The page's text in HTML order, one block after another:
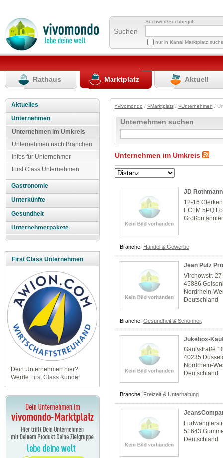
Suchen
Suchwort/Suchbegriff
nur in Kanal Marktplatz
Rathaus Marktplatz Aktuell
Aktuelles
Unternehmen
Unternehmen im Umkreis
Unternehmen nach Branchen
Infos für Unternehmer
First Class Unternehmen
Gastronomie
Unterkünfte
Gesundheit
Unternehmerpakete
First Class Unternehmen
Dein Unternehmen hier?
Werde First Class Kunde!
»vivomondo / »Marktplatz/ »Unternehmen /
Unternehmen suchen
Unternehmen im Umkreis
JD
12-16
EC1M 5PQ
Branche: Handel & Gewerbe
Jean Pütz
Virchowstr. 27
45886
Nordrhein-
Deutschland
Branche: Gesundheit & Schönheit
Jukebox-
Gaußstraße
40235
Nordrhein-
Deutschland
Branche: Freizeit & Unterhaltung
51643
Deutschland